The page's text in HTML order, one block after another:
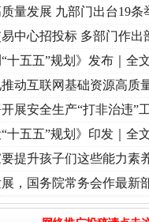
奋进复兴征程丨“转折之城”激荡..
量发展 九部门出台19条
中心招投标 多部门作出
“十五五”规划》发布｜全
动互联网基础资源高质
展安全生产“打非治违”
“十五五”规划》印发｜全
提升孩子们这些能力素
，国务院常务会作最新